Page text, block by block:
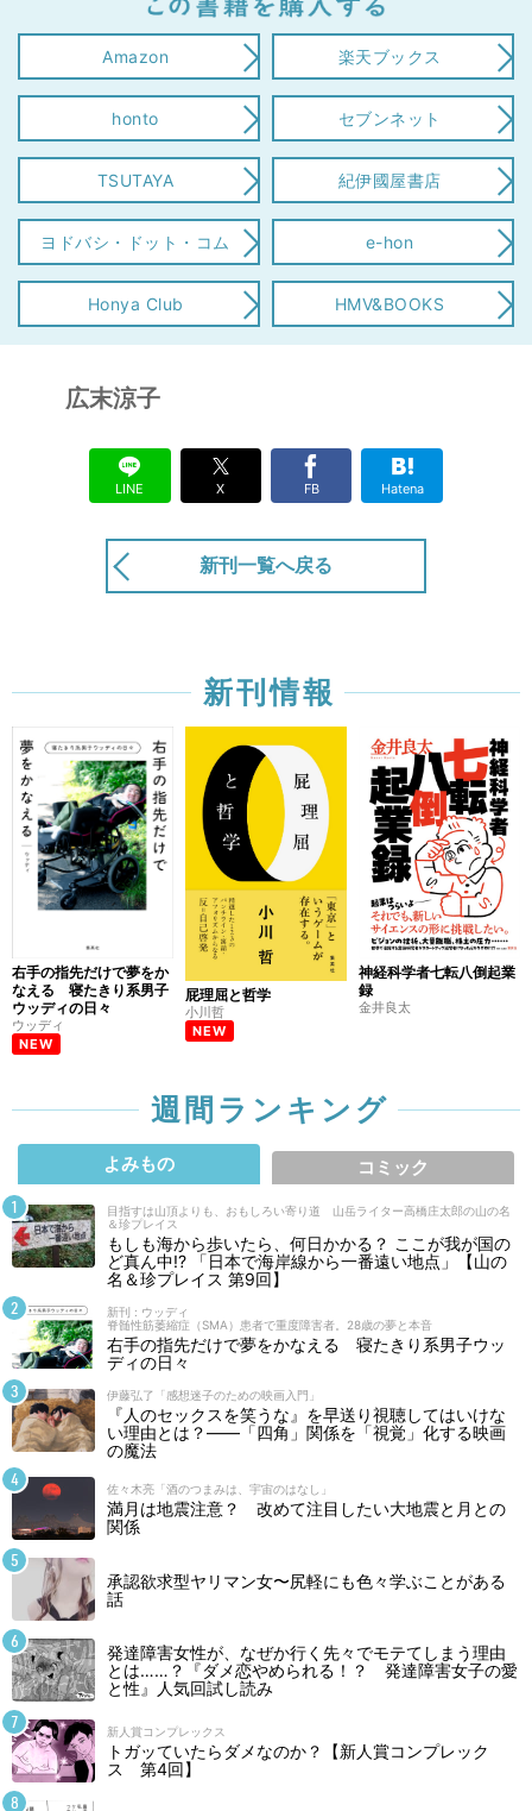
Amazon 楽天ブックス
honto セブンネット
TSUTAYA 紀伊國屋書店
ヨドバシ・ドット・コム e-hon
Honya Club HMV&BOOKS
広末涼子
LINE X FB Hatena
新刊一覧へ戻る
新刊情報
右手の指先だけで夢をか
なえる 寝たきり系男子
ウッディの日々
ウッディ
NEW
屁理屈と哲学
小川哲
NEW
神経科学者七転八倒起業
録
金井良太
週間ランキング
よみもの コミック
目指すは山頂よりも、おもしろい寄り道 山岳ライター高橋庄太郎の山の名
＆珍プレイス
もしも海から歩いたら、何日かかる？ ここが我が国の
ど真ん中!? 「日本で海岸線から一番遠い地点」【山の
名＆珍プレイス 第9回】
新刊 : ウッディ
脊髄性筋萎縮症（SMA）患者で重度障害者。28歳の夢と本音
右手の指先だけで夢をかなえる 寝たきり系男子ウッ
ディの日々
伊藤弘了「感想迷子のための映画入門」
『人のセックスを笑うな』を早送り視聴してはいけな
い理由とは？――「四角」関係を「視覚」化する映画
の魔法
佐々木亮「酒のつまみは、宇宙のはなし」
満月は地震注意？ 改めて注目したい大地震と月との
関係
承認欲求型ヤリマン女〜尻軽にも色々学ぶことがある
話
発達障害女性が、なぜか行く先々でモテてしまう理由
とは……？『ダメ恋やめられる！？ 発達障害女子の愛
と性』人気回試し読み
新人賞コンプレックス
トガッていたらダメなのか？【新人賞コンプレック
ス 第4回】